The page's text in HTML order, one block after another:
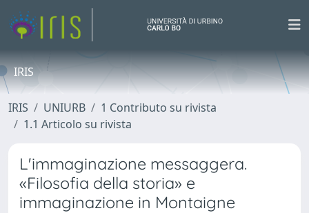
IRIS
IRIS UNIURB
1 Contributo su rivista
1.1 Articolo su rivista
L'immaginazione messaggera.
«Filosofia della storia» e
immaginazione in Montaigne